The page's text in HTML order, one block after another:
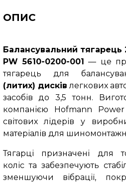
ОПИС
Балансувальний тягарець
PW 5610-0200-001 — це
тягарець для
(литих) дисків легкових
засобів до 3,5 тонн.
компанією Hofmann
світових лідерів у
матеріалів для
Тягарці призначені для
коліс та забезпечують
зменшуючи вібрації,